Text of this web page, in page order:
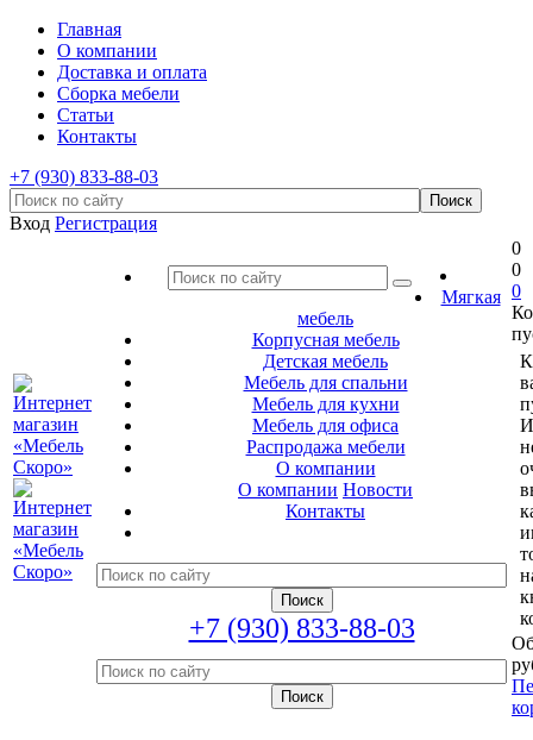
Главная
О компании
Доставка и оплата
Сборка мебели
Статьи
Контакты
+7 (930) 833-88-03
Вход Регистрация
Мягкая
мебель
Корпусная мебель
Детская мебель
Мебель для спальни
Мебель для кухни
Мебель для офиса
Распродажа мебели
О компании
О компании Новости
Контакты
+7 (930) 833-88-03
0
0
0